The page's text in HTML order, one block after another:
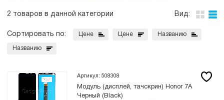
2 товаров в данной категории Вид:
Сортировать по: Цене Цене Названию
Названию
Артикул: 508308
Модуль (дисплей, тачскрин) Honor 7A
Черный (Black)